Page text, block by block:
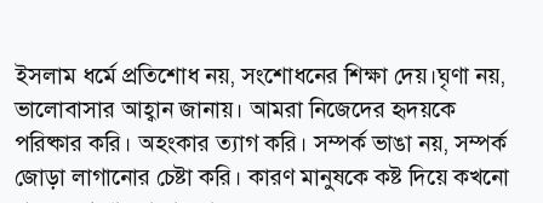
ইসলাম ধর্মে প্রতিশোধ নয়, সংশোধনের শিক্ষা দেয়।ঘৃণা নয়,
ভালোবাসার আহ্বান জানায়। আমরা নিজেদের হৃদয়কে
পরিষ্কার করি। অহংকার ত্যাগ করি। সম্পর্ক ভাঙা নয়, সম্পর্ক
জোড়া লাগানোর চেষ্টা করি। কারণ মানুষকে কষ্ট দিয়ে কখনো